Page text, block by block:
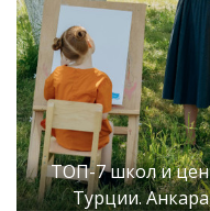
ТОП-7 школ и
Турции.